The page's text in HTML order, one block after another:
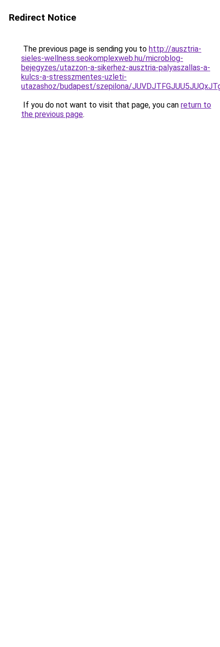
Redirect Notice
The previous page is sending you to http://ausztria-
sieles-wellness.seokomplexweb.hu/microblog-
bejegyzes/utazzon-a-sikerhez-ausztria-palyaszallas-a-
kulcs-a-stresszmentes-uzleti-
utazashoz/budapest/szepilona/
If you do not want to visit that page, you can return to
the previous page.